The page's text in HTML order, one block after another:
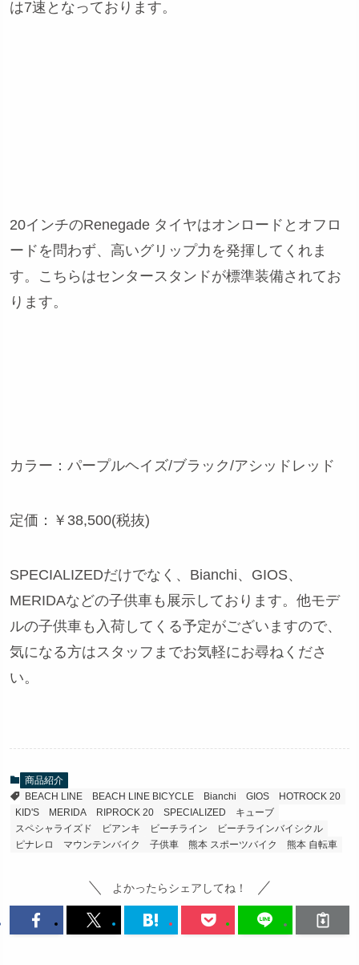
は7速となっております。
20インチのRenegade タイヤはオンロードとオフロ
ードを問わず、高いグリップ力を発揮してくれま
す。こちらはセンタースタンドが標準装備されてお
ります。
カラー：パープルヘイズ/ブラック/アシッドレッド
定価：￥38,500(税抜)
SPECIALIZEDだけでなく、Bianchi、GIOS、
MERIDAなどの子供車も展示しております。他モデ
ルの子供車も入荷してくる予定がございますので、
気になる方はスタッフまでお気軽にお尋ねくださ
い。
商品紹介
BEACH LINE
BEACH LINE BICYCLE Bianchi GIOS
HOTROCK 20
KID'S
MERIDA RIPROCK 20 SPECIALIZED
キューブ
スペシャライズド
ビアンキ ビーチライン
ビーチラインバイシクル
ピナレロ
マウンテンバイク 子供車 熊本 スポーツバイク 熊本 自転車
よかったらシェアしてね！